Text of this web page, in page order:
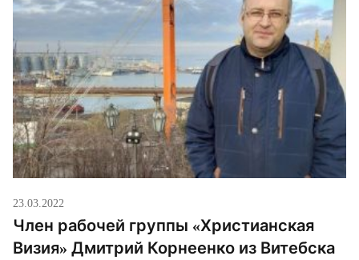
23.03.2022
Член рабочей группы «Христианская
Визия» Дмитрий Корнеенко из Витебска